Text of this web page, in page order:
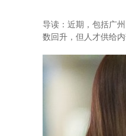
导读：近期，包括广
数回升，但人才供给